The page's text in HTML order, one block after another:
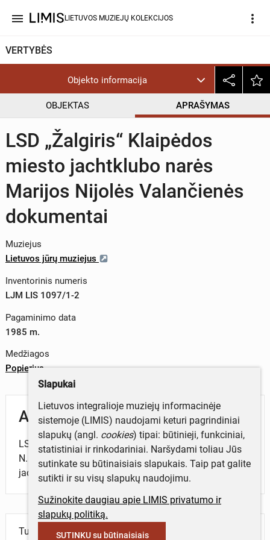
menu LIETUVOS MUZIEJŲ KOLEKCIJOS more_vert
VERTYBĖS
Objekto informacija
OBJEKTAS APRAŠYMAS
LSD „Žalgiris“ Klaipėdos
miesto jachtklubo narės
Marijos Nijolės Valančienės
dokumentai
Muziejus
Lietuvos jūrų muziejus
Inventorinis numeris
LJM LIS 1097/1-2
Pagaminimo data
1985 m.
Medžiagos
Popierius
Aprašymas
LSD ,,Žalgiris" Klaipėdos miesto jachtklubo narės M.
N. Valančienės dokumentai: pareiškimas priimti į
jachtklubo narius, jachtklubo nario asmens kortelė.
Turite daugiau informacijos apie objektą?
Slapukai
Lietuvos integralioje muziejų informacinėje
sistemoje (LIMIS) naudojami keturi pagrindiniai
slapukų (angl. cookies) tipai: būtinieji, funkciniai,
statistiniai ir rinkodariniai. Naršydami toliau Jūs
sutinkate su būtinaisiais slapukais. Taip pat galite
sutikti ir su visų slapukų naudojimu.
Sužinokite daugiau apie LIMIS privatumo ir
slapukų politiką.
SUTINKU su būtinaisiais